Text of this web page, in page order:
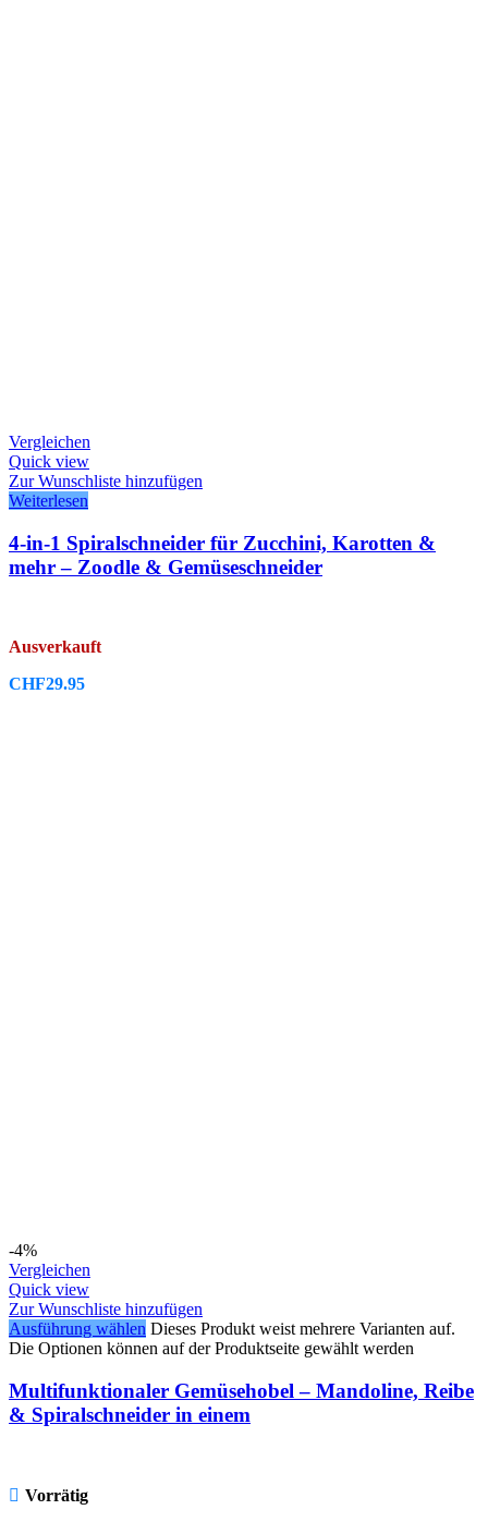
Vergleichen
Quick view
Zur Wunschliste hinzufügen
Weiterlesen
4-in-1 Spiralschneider für Zucchini, Karotten &
mehr – Zoodle & Gemüseschneider
Ausverkauft
CHF29.95
-4%
Vergleichen
Quick view
Zur Wunschliste hinzufügen
Ausführung wählen Dieses Produkt weist mehrere Varianten auf.
Die Optionen können auf der Produktseite gewählt werden
Multifunktionaler Gemüsehobel – Mandoline, Reibe
& Spiralschneider in einem
Vorrätig